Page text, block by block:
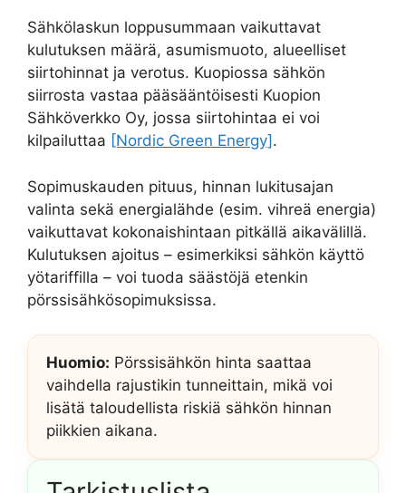
Sähkölaskun loppusummaan vaikuttavat
kulutuksen määrä, asumismuoto, alueelliset
siirtohinnat ja verotus. Kuopiossa sähkön
siirrosta vastaa pääsääntöisesti Kuopion
Sähköverkko Oy, jossa siirtohintaa ei voi
kilpailuttaa [Nordic Green Energy] .
Sopimuskauden pituus, hinnan lukitusajan
valinta sekä energialähde (esim. vihreä energia)
vaikuttavat kokonaishintaan pitkällä aikavälillä.
Kulutuksen ajoitus – esimerkiksi sähkön käyttö
yötariffilla – voi tuoda säästöjä etenkin
pörssisähkösopimuksissa.
Huomio: Pörssisähkön hinta saattaa
vaihdella rajustikin tunneittain, mikä voi
lisätä taloudellista riskiä sähkön hinnan
piikkien aikana.